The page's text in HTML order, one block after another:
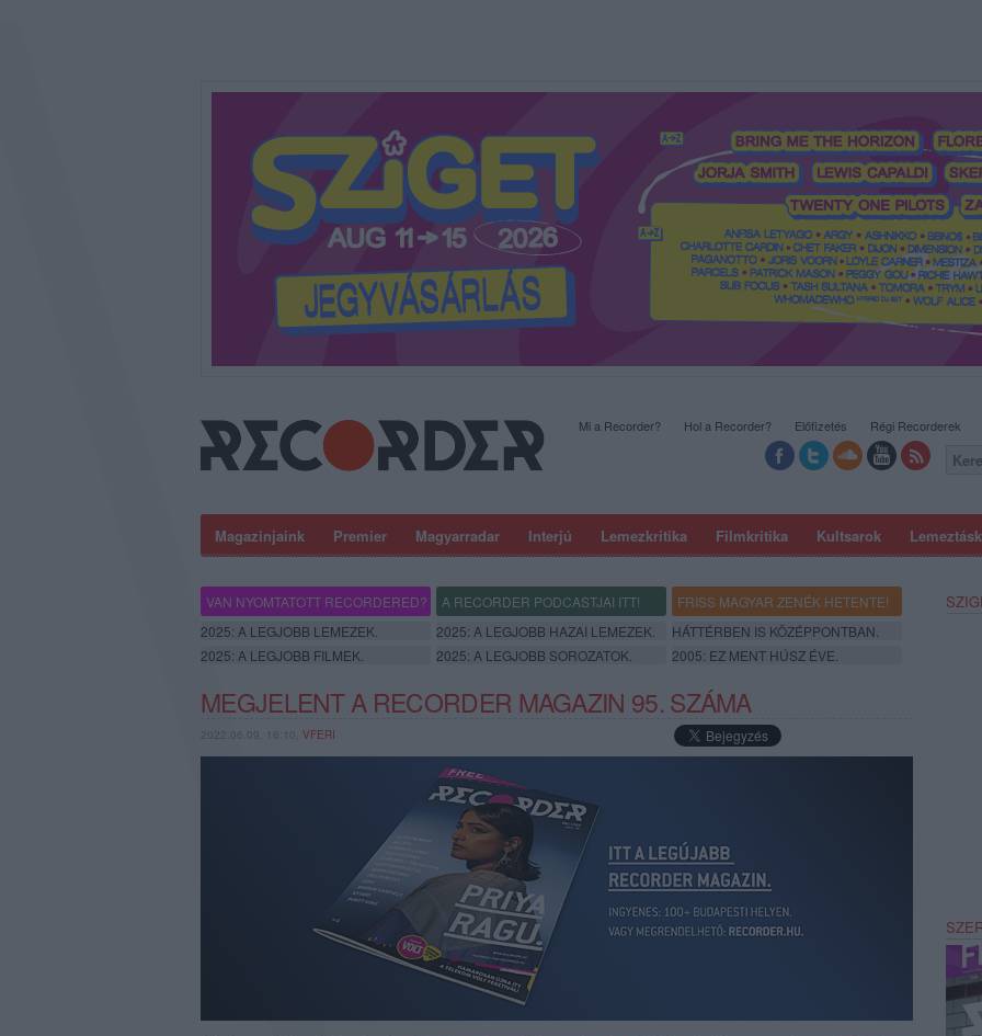
Magazinjaink Premier Magyarradar Interjú Lemezkritika Filmkritika Kultsarok
Mi a Recorder? Hol a Recorder? Előfizetés Régi Recorderek
VAN NYOMTATOTT RECORDERED? A RECORDER PODCASTJAI ITT!
FRISS MAGYAR ZENÉK HETENTE!
2025: A LEGJOBB LEMEZEK.
2025: A LEGJOBB HAZAI LEMEZEK.
HÁTTÉRBEN IS KÖZÉPPONTBAN.
2025: A LEGJOBB FILMEK.
2025: A LEGJOBB SOROZATOK. 2005: EZ MENT HÚSZ ÉVE.
MEGJELENT A RECORDER MAGAZIN 95. SZÁMA
2022.06.09. 16:10, VFERI